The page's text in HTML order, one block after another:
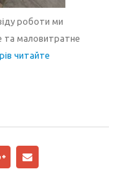
роботи ми
та маловитратне
читайте